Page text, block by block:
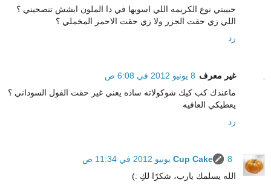
حبيبتي نوع الكريمه اللي اسويها في دا الملون ايشش تنصحيني ؟
اللي زي حقت الجزر ولا زي حقت الاحمر المخملي ؟
رد
غير معرف 8 يونيو 2012 في 6:08 ص
ماعندك كب كيك شوكولاته ساده يعني غير حقت الفول السوداني ؟
يعطيكي العافيه
رد
Cup Cake
8 يونيو 2012 في 11:34 ص
الله يسلمك يارب، شكرًا لكِ :)